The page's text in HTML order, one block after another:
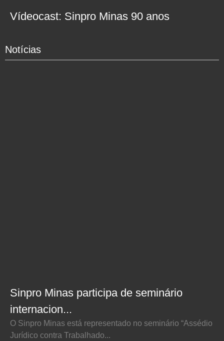
Vídeocast: Sinpro Minas 90 anos
Notícias
Sinpro Minas participa de seminário
internacion...
O Sinpro Minas está representado no seminário “Assédio
Jurídico contra Trabalhado...